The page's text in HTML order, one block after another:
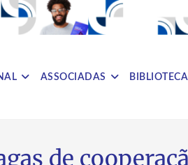
ASSOCIADAS BIBLIOTECA
de